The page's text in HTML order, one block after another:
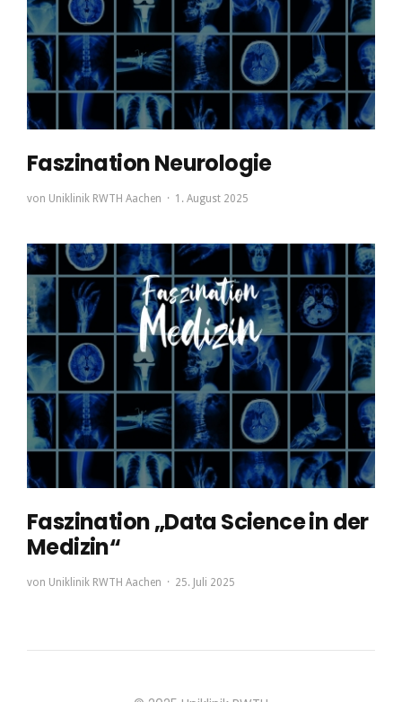
Faszination Neurologie
von Uniklinik RWTH Aachen 1. August 2025
Faszination „Data Science in der
Medizin“
von Uniklinik RWTH Aachen 25. Juli 2025